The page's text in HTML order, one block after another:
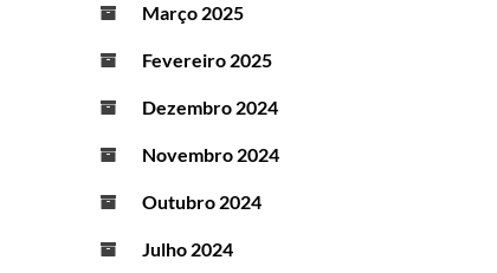
Março 2025
Fevereiro 2025
Dezembro 2024
Novembro 2024
Outubro 2024
Julho 2024